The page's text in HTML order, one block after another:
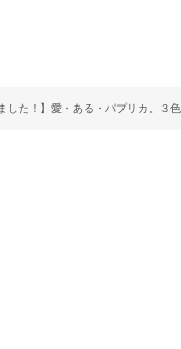
した！】愛・ある・パプリカ。３